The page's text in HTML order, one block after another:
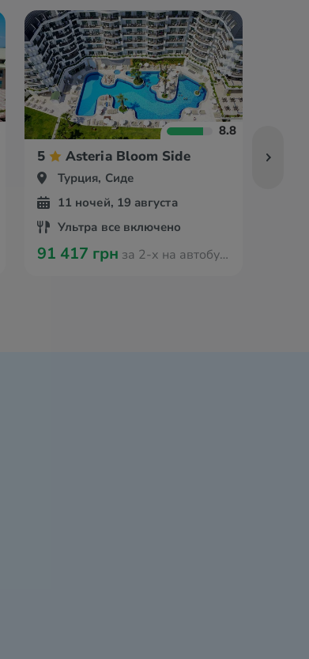
8.8
5 Asteria Bloom Side
Турция, Сиде
11 ночей, 19 августа
Ультра все включено
91 417 грн за 2-х на автобусе из Одессы